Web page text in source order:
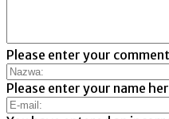
Please enter your
Please enter your name